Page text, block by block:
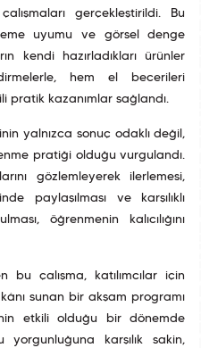
gerçekleştirildi. Bu
uyumu ve görsel denge
kendi hazırladıkları ürünler
hem el becerileri
pratik kazanımlar sağlandı.
yalnızca sonuç odaklı değil,
pratiği olduğu vurgulandı.
gözlemleyerek ilerlemesi,
paylaşılması ve karşılıklı
öğrenmenin kalıcılığını
bu çalışma, katılımcılar için
sunan bir akşam programı
etkili olduğu bir dönemde
karşılık sakin,